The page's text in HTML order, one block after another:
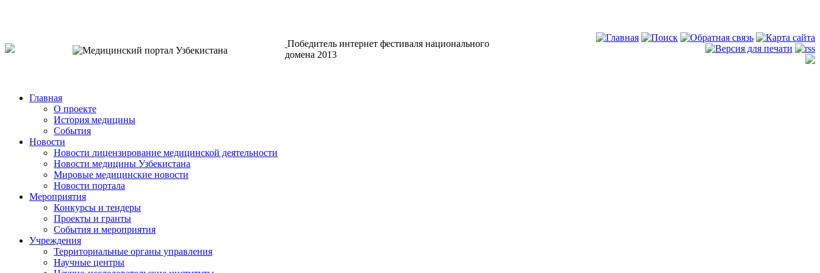
Победитель интернет фестиваля национального
домена 2013
Главная
О проекте
История медицины
События
Новости
Новости лицензирование медицинской деятельности
Новости медицины Узбекистана
Мировые медицинские новости
Новости портала
Мероприятия
Конкурсы и тендеры
Проекты и гранты
События и мероприятия
Учреждения
Территориальные органы управления
Научные центры